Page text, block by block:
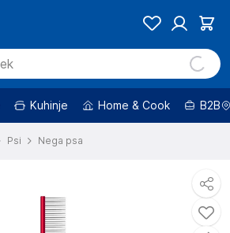
Kuhinje Home & Cook B2B
Psi Nega psa